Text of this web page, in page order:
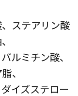
ステアリン酸
ルミチン酸、
、
イズステロー